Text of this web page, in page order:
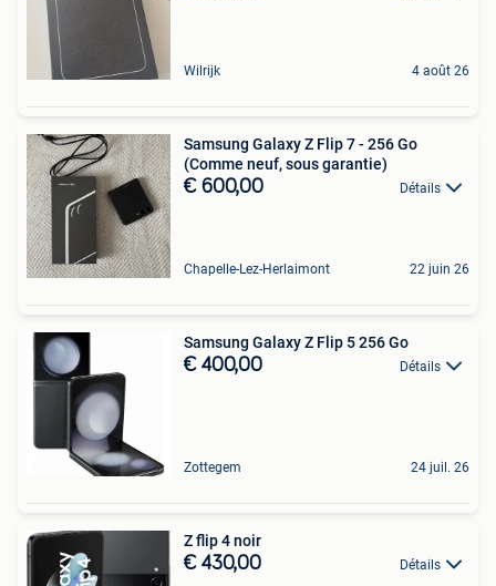
Wilrijk 4 août 26
Samsung Galaxy Z Flip 7 - 256 Go
(Comme neuf, sous garantie)
€ 600,00 Détails
Chapelle-Lez-Herlaimont 22 juin 26
Samsung Galaxy Z Flip 5 256 Go
€ 400,00 Détails
Zottegem 24 juil. 26
Z flip 4 noir
€ 430,00 Détails